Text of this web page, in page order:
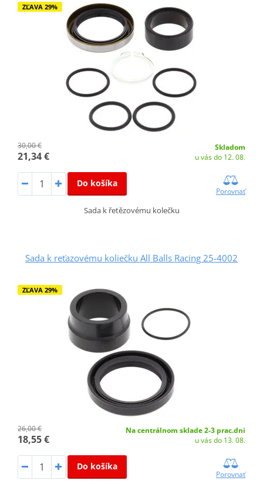
ZĽAVA 29%
30,00 €
21,34 €
Skladom
u vás do 12. 08.
Do košíka
Porovnať
Sada k řetězovému kolečku
Sada k reťazovému koliečku All Balls Racing 25-4002
ZĽAVA 29%
26,00 €
18,55 €
Na centrálnom sklade 2-3 prac.dni
u vás do 13. 08.
Do košíka
Porovnať